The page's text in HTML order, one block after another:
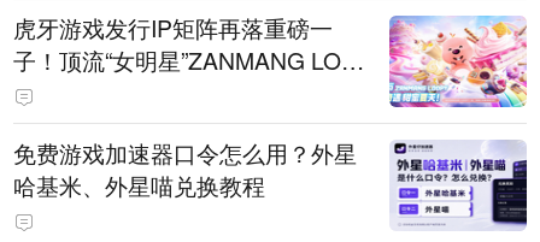
虎牙游戏发行IP矩阵再落重磅一
子！顶流“女明星”ZANMANG LOO
PY 正版3D消除手游《消消奇遇》
惊喜曝光
免费游戏加速器口令怎么用？外星
哈基米、外星喵兑换教程